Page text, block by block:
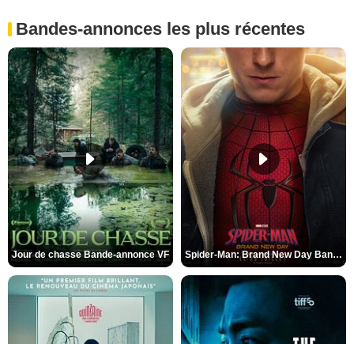
Bandes-annonces les plus récentes
Jour de chasse Bande-annonce VF Spider-Man: Brand New Day Bande-annonce (3) VO STFR